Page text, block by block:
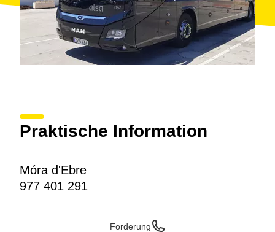
Praktische Information
Móra d'Ebre
977 401 291
Forderung